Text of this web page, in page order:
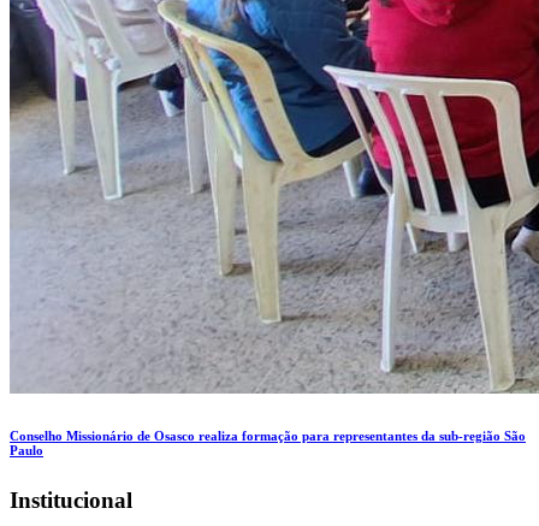
Conselho Missionário de Osasco realiza formação para representantes da sub-região São
Paulo
Institucional